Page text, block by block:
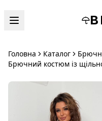
Головна Каталог
Брючний костюм із